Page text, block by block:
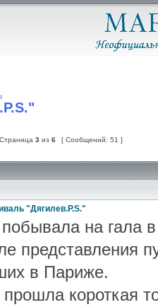
Страница 3 из 6 [ Сообщений: 51 ]
"Дягилев.P.S."
на гала
представления
в Париже.
короткая